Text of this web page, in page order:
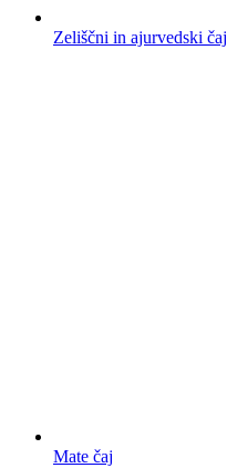
Zeliščni in ajurvedski čaj
Mate čaj